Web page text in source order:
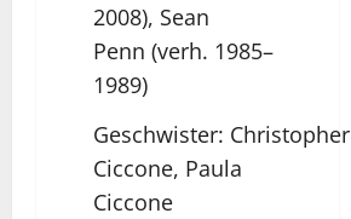
2008), Sean
Penn (verh. 1985–
1989)
Geschwister: Christopher
Ciccone, Paula
Ciccone